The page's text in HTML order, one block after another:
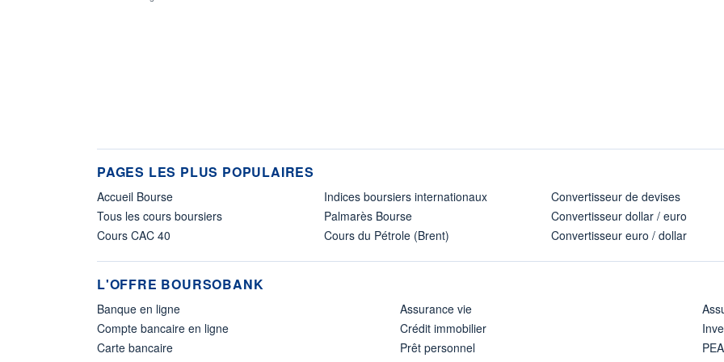
PAGES LES PLUS POPULAIRES
Accueil Bourse
Tous les cours boursiers
Cours CAC 40
Indices boursiers internationaux
Palmarès Bourse
Cours du Pétrole (Brent)
Convertisseur de devises
Convertisseur dollar / euro
Convertisseur euro / dollar
L'OFFRE BOURSOBANK
Banque en ligne
Compte bancaire en ligne
Carte bancaire
Assurance vie
Crédit immobilier
Prêt personnel
PEA